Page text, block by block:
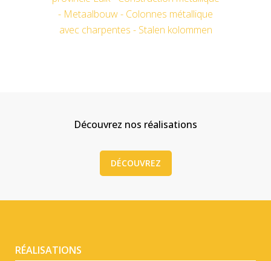
Découvrez nos réalisations
DÉCOUVREZ
RÉALISATIONS